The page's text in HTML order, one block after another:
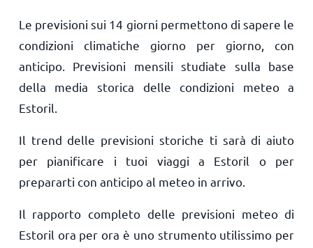
Le previsioni sui 14 giorni permettono di sapere le
condizioni climatiche giorno per giorno, con
anticipo. Previsioni mensili studiate sulla base
della media storica delle condizioni meteo a
Estoril.
Il trend delle previsioni storiche ti sarà di aiuto
per pianificare i tuoi viaggi a Estoril o per
prepararti con anticipo al meteo in arrivo.
Il rapporto completo delle previsioni meteo di
Estoril ora per ora è uno strumento utilissimo per